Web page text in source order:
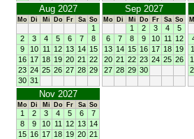
Aug 2027
Mo Di Mi Do Fr Sa So
1
2
3 4 5 6 7
8
9
10 11 12 13 14 15
16 17 18 19 20 21 22
23 24 25 26 27 28 29
30 31
Sep 2027
Mo Di Mi Do Fr Sa So
1 2 3 4
5
6
7 8 9 10 11
12
13 14 15 16 17 18 19
20 21 22 23 24 25 26
27 28 29 30
Nov 2027
Mo Di Mi Do Fr Sa So
1 2 3 4 5 6
7
8
9 10 11 12 13 14
15 16 17 18 19 20 21